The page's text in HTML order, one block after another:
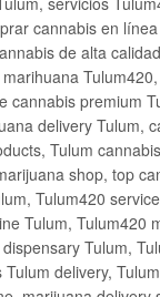
cannabis en
de alta
premium
delivery Tulum,
Tulum
shop, top
Tulum420
Tulum, Tulum420
Tulum,
delivery,